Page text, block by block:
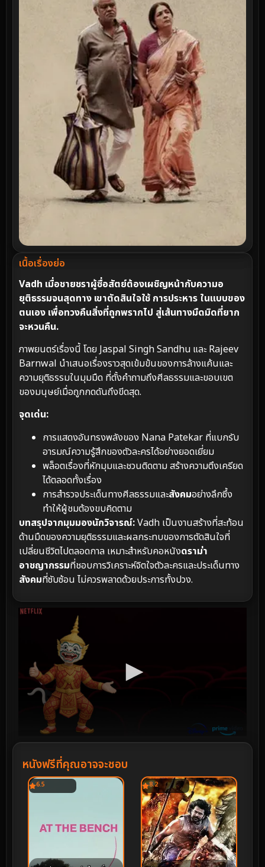
เนื้อเรื่องย่อ
Vadh เมื่อชายชราผู้ซื่อสัตย์ต้องเผชิญหน้ากับความอ
ยุติธรรมจนสุดทาง เขาตัดสินใจใช้ การประหาร ในแบบของ
ตนเอง เพื่อทวงคืนสิ่งที่ถูกพรากไป สู่เส้นทางมืดมิดที่ยาก
จะหวนคืน.
ภาพยนตร์เรื่องนี้ โดย Jaspal Singh Sandhu และ Rajeev
Barnwal นำเสนอเรื่องราวสุดเข้มข้นของการล้างแค้นและ
ความยุติธรรมในมุมมืด ที่ตั้งคำถามถึงศีลธรรมและขอบเขต
ของมนุษย์เมื่อถูกกดดันถึงขีดสุด.
จุดเด่น:
การแสดงอันทรงพลังของ Nana Patekar ที่แบกรับ
อารมณ์ความรู้สึกของตัวละครได้อย่างยอดเยี่ยม
พล็อตเรื่องที่หักมุมและชวนติดตาม สร้างความตึงเครียด
ได้ตลอดทั้งเรื่อง
การสำรวจประเด็นทางศีลธรรมและสังคมอย่างลึกซึ้ง
ทำให้ผู้ชมต้องขบคิดตาม
บทสรุปจากมุมมองนักวิจารณ์:Vadh เป็นงานสร้างที่สะท้อน
ด้านมืดของความยุติธรรมและผลกระทบของการตัดสินใจที่
เปลี่ยนชีวิตไปตลอดกาล เหมาะสำหรับคอหนังดราม่า
อาชญากรรมที่ชอบการวิเคราะห์จิตใจตัวละครและประเด็นทาง
สังคมที่ซับซ้อน ไม่ควรพลาดด้วยประการทั้งปวง.
หนังฟรีที่คุณอาจจะชอบ
6.5 8.2